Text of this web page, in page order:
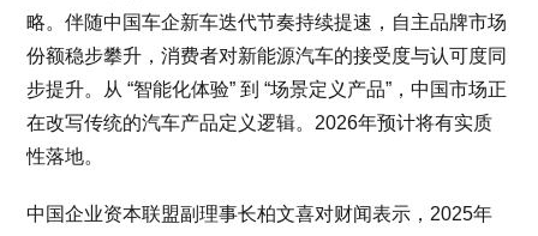
略。伴随中国车企新车迭代节奏持续提速，自主品牌市场
份额稳步攀升，消费者对新能源汽车的接受度与认可度同
步提升。从 “智能化体验” 到 “场景定义产品”，中国市场正
在改写传统的汽车产品定义逻辑。2026年预计将有实质
性落地。
中国企业资本联盟副理事长柏文喜对财闻表示，2025年